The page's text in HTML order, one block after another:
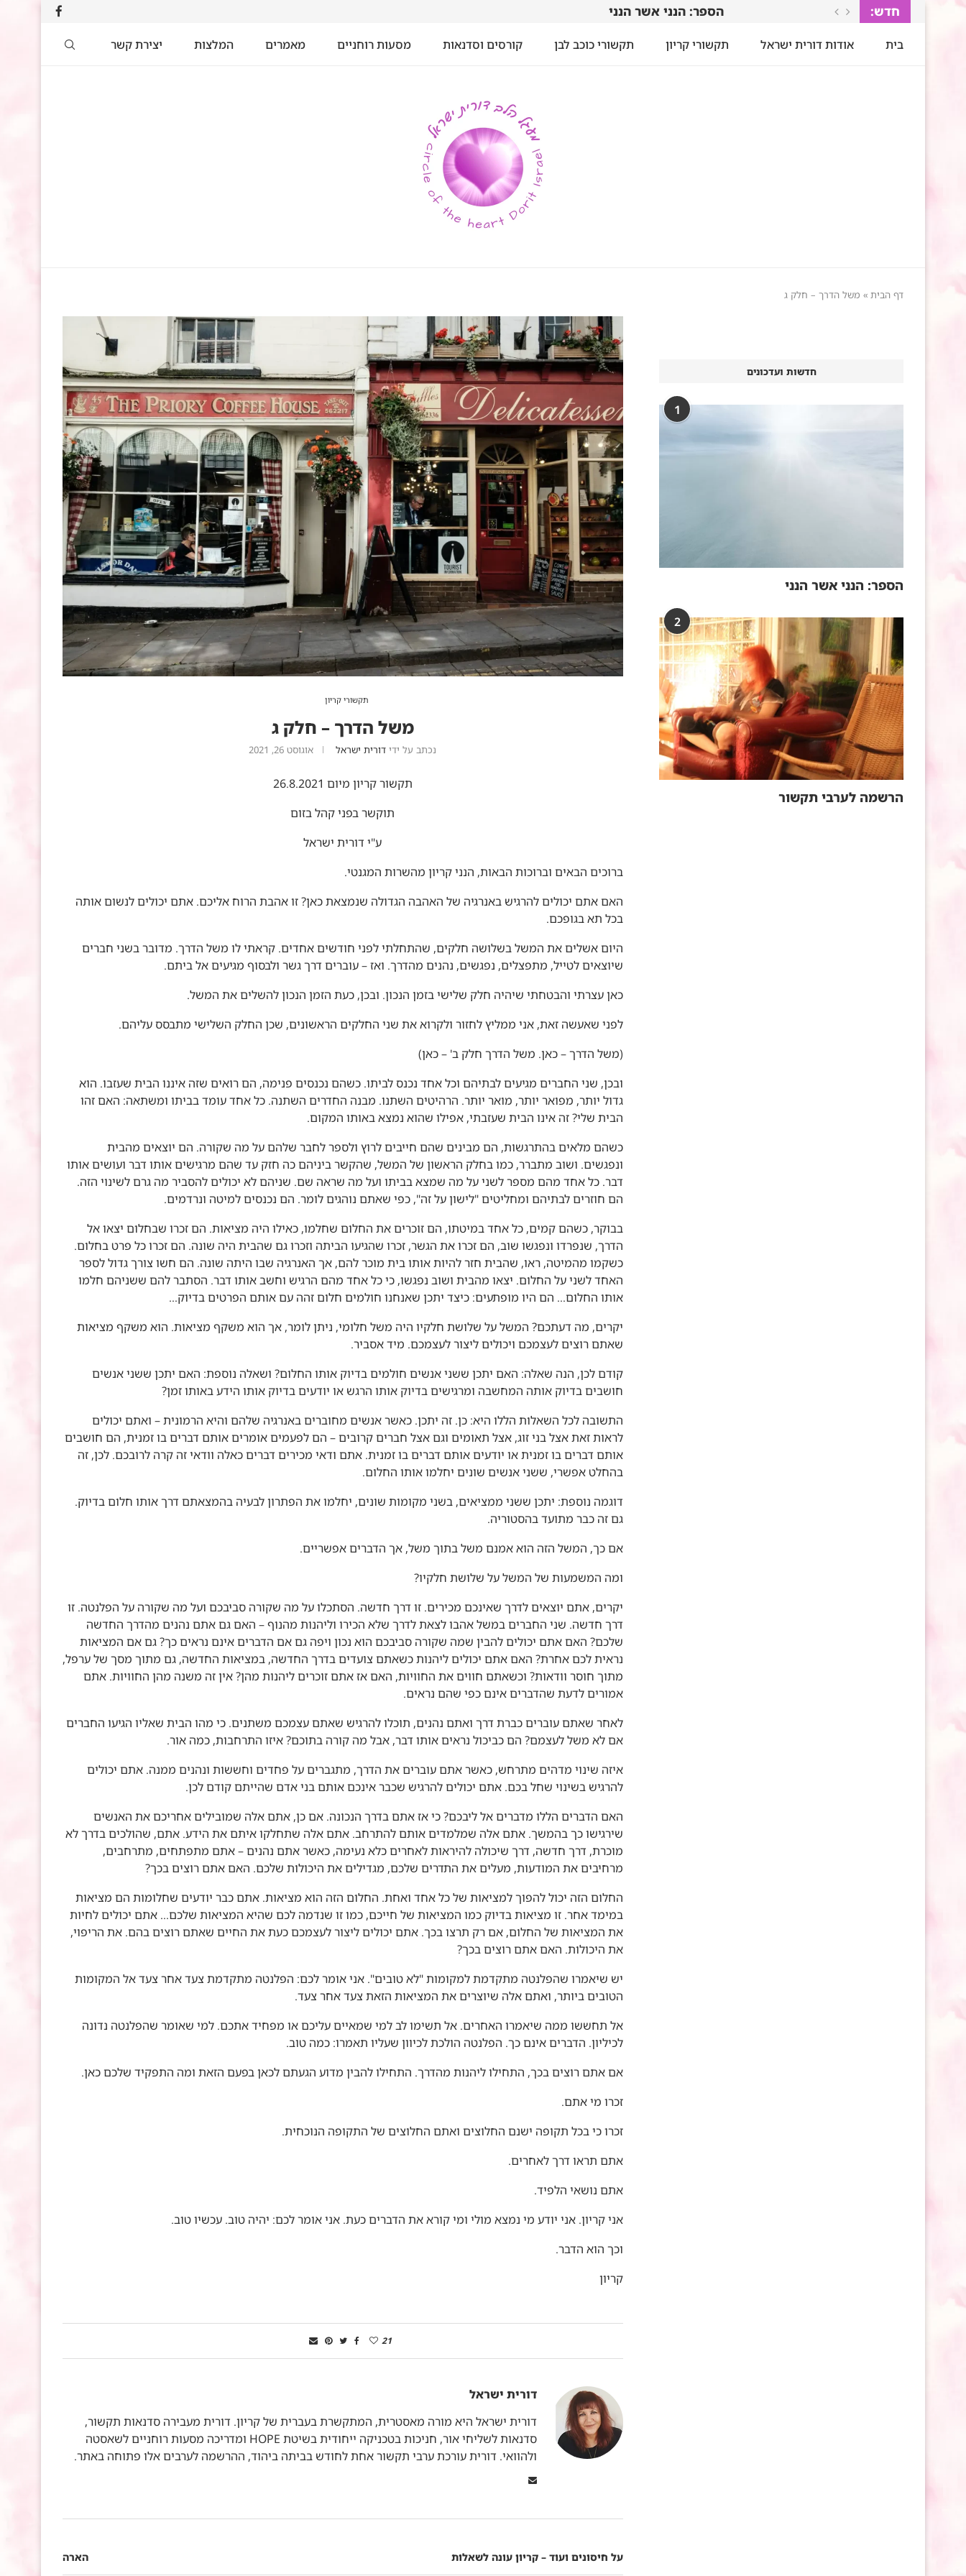
חדש: הספר: הנני אשר הנני
בית אודות דורית ישראל תקשורי קריון תקשורי כוכב לבן קורסים וסדנאות מסעות רוחניים מאמרים המלצות יצירת קשר
דף הבית » משל הדרך – חלק ג
תקשורי קריון
משל הדרך – חלק ג
נכתב על ידי דורית ישראל אוגוסט 26, 2021
תקשור קריון מיום 26.8.2021
תוקשר בפני קהל בזום
ע"י דורית ישראל
ברוכים הבאים וברוכות הבאות, הנני קריון מהשרות המגנטי.
האם אתם יכולים להרגיש באנרגיה של האהבה הגדולה שנמצאת כאן? זו אהבת הרוח אליכם. אתם יכולים לנשום אותה
בכל תא בגופכם.
היום אשלים את המשל בשלושה חלקים, שהתחלתי לפני חודשים אחדים. קראתי לו משל הדרך. מדובר בשני חברים
שיוצאים לטייל, מתפצלים, נפגשים, נהנים מהדרך. ואז – עוברים דרך גשר ולבסוף מגיעים אל ביתם.
כאן עצרתי והבטחתי שיהיה חלק שלישי בזמן הנכון. ובכן, כעת הזמן הנכון להשלים את המשל.
לפני שאעשה זאת, אני ממליץ לחזור ולקרוא את שני החלקים הראשונים, שכן החלק השלישי מתבסס עליהם.
(משל הדרך –כאן. משל הדרך חלק ב' –כאן)
ובכן, שני החברים מגיעים לבתיהם וכל אחד נכנס לביתו. כשהם נכנסים פנימה, הם רואים שזה איננו הבית שעזבו. הוא
גדול יותר, מפואר יותר, מואר יותר. הרהיטים השתנו. מבנה החדרים השתנה. כל אחד עומד בביתו ומשתאה: האם זהו
הבית שלי? זה אינו הבית שעזבתי, אפילו שהוא נמצא באותו המקום.
כשהם מלאים בהתרגשות, הם מבינים שהם חייבים לרוץ ולספר לחבר שלהם על מה שקורה. הם יוצאים מהבית
ונפגשים. ושוב מתברר, כמו בחלק הראשון של המשל, שהקשר ביניהם כה חזק עד שהם מרגישים אותו דבר ועושים אותו
דבר. כל אחד מהם מספר לשני על מה שמצא בביתו ועל מה שראה שם. שניהם לא יכולים להסביר מה גרם לשינוי הזה.
הם חוזרים לבתיהם ומחליטים "לישון על זה", כפי שאתם נוהגים לומר. הם נכנסים למיטה ונרדמים.
בבוקר, כשהם קמים, כל אחד במיטתו, הם זוכרים את החלום שחלמו, כאילו היה מציאות. הם זכרו שבחלום יצאו אל
הדרך, שנפרדו ונפגשו שוב, הם זכרו את הגשר, זכרו שהגיעו הביתה וזכרו גם שהבית היה שונה. הם זכרו כל פרט בחלום.
כשקמו מהמיטה, ראו, שהבית חזר להיות אותו בית מוכר להם, אך האנרגיה שבו היתה שונה. הם חשו צורך גדול לספר
האחד לשני על החלום. יצאו מהבית ושוב נפגשו, כי כל אחד מהם הרגיש וחשב אותו דבר. הסתבר להם ששניהם חלמו
אותו החלום… הם היו מופתעים: כיצד יתכן שאנחנו חולמים חלום זהה עם אותם הפרטים בדיוק…
יקרים, מה דעתכם? המשל על שלושת חלקיו היה משל חלומי, ניתן לומר, אך הוא משקף מציאות. הוא משקף מציאות
שאתם רוצים לעצמכם ויכולים ליצור לעצמכם. מיד אסביר.
קודם לכן, הנה שאלה: האם יתכן ששני אנשים חולמים בדיוק אותו החלום? ושאלה נוספת: האם יתכן ששני אנשים
חושבים בדיוק אותה המחשבה ומרגישים בדיוק אותו הרגש או יודעים בדיוק אותו הידע באותו זמן?
התשובה לכל השאלות הללו היא: כן. זה יתכן. כאשר אנשים מחוברים באנרגיה שלהם והיא הרמונית – ואתם יכולים
לראות זאת אצל בני זוג, אצל תאומים וגם אצל חברים קרובים – הם לפעמים אומרים אותם דברים בו זמנית, הם חושבים
אותם דברים בו זמנית או יודעים אותם דברים בו זמנית. אתם ודאי מכירים דברים כאלה וודאי זה קרה לרובכם. לכן, זה
בהחלט אפשרי, ששני אנשים שונים יחלמו אותו החלום.
דוגמה נוספת: יתכן ששני ממציאים, בשני מקומות שונים, יחלמו את הפתרון לבעיה בהמצאתם דרך אותו חלום בדיוק.
גם זה כבר מתועד בהסטוריה.
אם כך, המשל הזה הוא אמנם משל בתוך משל, אך הדברים אפשריים.
ומה המשמעות של המשל על שלושת חלקיו?
יקרים, אתם יוצאים לדרך שאינכם מכירים. זו דרך חדשה. הסתכלו על מה שקורה סביבכם ועל מה שקורה על הפלנטה. זו
דרך חדשה. שני החברים במשל אהבו לצאת לדרך שלא הכירו וליהנות מהנוף – האם גם אתם נהנים מהדרך החדשה
שלכם? האם אתם יכולים להבין שמה שקורה סביבכם הוא נכון ויפה גם אם הדברים אינם נראים כך? גם אם המציאות
נראית לכם אחרת? האם אתם יכולים ליהנות כשאתם צועדים בדרך החדשה, במציאות החדשה, גם מתוך מסך של ערפל,
מתוך חוסר וודאות? וכשאתם חווים את החוויות, האם אז אתם זוכרים ליהנות מהן? אין זה משנה מהן החוויות. אתם
אמורים לדעת שהדברים אינם כפי שהם נראים.
לאחר שאתם עוברים כברת דרך ואתם נהנים, תוכלו להרגיש שאתם עצמכם משתנים. כי מהו הבית שאליו הגיעו החברים
אם לא משל לעצמם? הם כביכול נראים אותו דבר, אבל מה קורה בתוכם? איזו התרחבות, כמה אור.
איזה שינוי מדהים מתרחש, כאשר אתם עוברים את הדרך, מתגברים על פחדים וחששות ונהנים ממנה. אתם יכולים
להרגיש בשינוי שחל בכם. אתם יכולים להרגיש שכבר אינכם אותם בני אדם שהייתם קודם לכן.
האם הדברים הללו מדברים אל ליבכם? כי אז אתם בדרך הנכונה. אם כן, אתם אלה שמובילים אחריכם את האנשים
שירגישו כך בהמשך. אתם אלה שמלמדים אותם להתרחב. אתם אלה שתחלקו איתם את הידע. אתם, שהולכים בדרך לא
מוכרת, דרך חדשה, דרך שיכולה להיראות לאחרים כלא נעימה, כאשר אתם נהנים – אתם מתפתחים, מתרחבים,
מרחיבים את המודעות, מעלים את התדרים שלכם, מגדילים את היכולות שלכם. האם אתם רוצים בכך?
החלום הזה יכול להפוך למציאות של כל אחד ואחת. החלום הזה הוא מציאות. אתם כבר יודעים שחלומות הם מציאות
במימד אחר. זו מציאות בדיוק כמו המציאות של חייכם, כמו זו שנדמה לכם שהיא המציאות שלכם… אתם יכולים לחיות
את המציאות של החלום, אם רק תרצו בכך. אתם יכולים ליצור לעצמכם כעת את החיים שאתם רוצים בהם. את הריפוי,
את היכולות. האם אתם רוצים בכך?
יש שיאמרו שהפלנטה מתקדמת למקומות "לא טובים". אני אומר לכם: הפלנטה מתקדמת צעד אחר צעד אל המקומות
הטובים ביותר, ואתם אלה שיוצרים את המציאות הזאת צעד אחר צעד.
אל תחששו ממה שיאמרו האחרים. אל תשימו לב למי שמאיים עליכם או מפחיד אתכם. למי שאומר שהפלנטה נדונה
לכיליון. הדברים אינם כך. הפלנטה הולכת לכיוון שעליו תאמרו: כמה טוב.
אם אתם רוצים בכך, התחילו ליהנות מהדרך. התחילו להבין מדוע הגעתם לכאן בפעם הזאת ומה התפקיד שלכם כאן.
זכרו מי אתם.
זכרו כי בכל תקופה ישנם החלוצים ואתם החלוצים של התקופה הנוכחית.
אתם תראו דרך לאחרים.
אתם נושאי הלפיד.
אני קריון. אני יודע מי נמצא מולי ומי קורא את הדברים כעת. אני אומר לכם: יהיה טוב. עכשיו טוב.
וכך הוא הדבר.
קריון
21
דורית ישראל
דורית ישראל היא מורה מאסטרית, המתקשרת בעברית של קריון. דורית מעבירה סדנאות תקשור,
סדנאות לשליחי אור, חניכות בטכניקה ייחודית בשיטת HOPE ומדריכה מסעות רוחניים לשאסטה
ולהוואי. דורית עורכת ערבי תקשור אחת לחודש בביתה ביהוד, ההרשמה לערבים אלו פתוחה באתר.
הארה על חיסונים ועוד – קריון עונה לשאלות
חדשות ועדכונים
1
הספר: הנני אשר הנני
2
הרשמה לערבי תקשור